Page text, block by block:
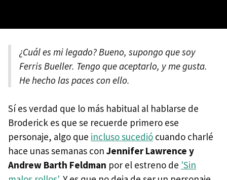
¿Cuál es mi legado? Bueno, supongo que soy
Ferris Bueller. Tengo que aceptarlo, y me gusta.
He hecho las paces con ello.
Sí es verdad que lo más habitual al hablarse de
Broderick es que se recuerde primero ese
personaje, algo que incluso sucedió cuando charlé
hace unas semanas con Jennifer Lawrence y
Andrew Barth Feldman por el estreno de 'Sin